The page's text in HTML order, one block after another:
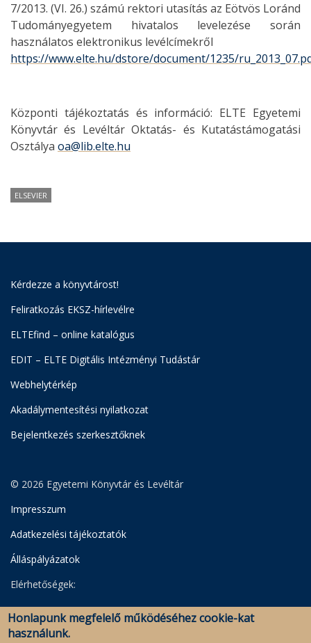
7/2013. (VI. 26.) számú rektori utasítás az Eötvös Loránd
Tudományegyetem hivatalos levelezése során
használatos elektronikus levélcímekről
https://www.elte.hu/dstore/document/1235/
Központi tájékoztatás és információ: ELTE Egyetemi
Könyvtár és Levéltár Oktatás- és Kutatástámogatási
Osztálya oa@lib.elte.hu
ELSEVIER
Kérdezze a könyvtárost!
Feliratkozás EKSZ-hírlevélre
ELTEfind – online katalógus
EDIT – ELTE Digitális Intézményi Tudástár
Webhelytérkép
Akadálymentesítési nyilatkozat
Bejelentkezés szerkesztőknek
© 2026 Egyetemi Könyvtár és Levéltár
Impresszum
Adatkezelési tájékoztatók
Álláspályázatok
Elérhetőségek:
Egyetemi Könyvtár
Levéltár
Honlapunk megfelelő működéséhez cookie-kat
használunk.